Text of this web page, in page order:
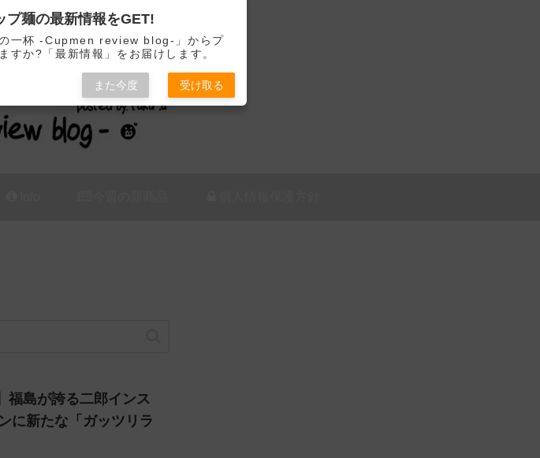
ュー / アレンジするブログ
福島が誇る二郎インス
に新たな「ガッツリラ
麺の最新情報をGET!
一杯 -Cupmen review blog-」からプ
すか?「最新情報」をお届けします。
また今度 受け取る